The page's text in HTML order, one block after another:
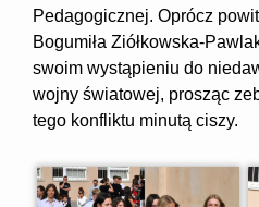
Pedagogicznej. Oprócz
Bogumiła Ziółkowska-
swoim wystąpieniu do
wojny światowej, prosząc
tego konfliktu minutą ciszy.